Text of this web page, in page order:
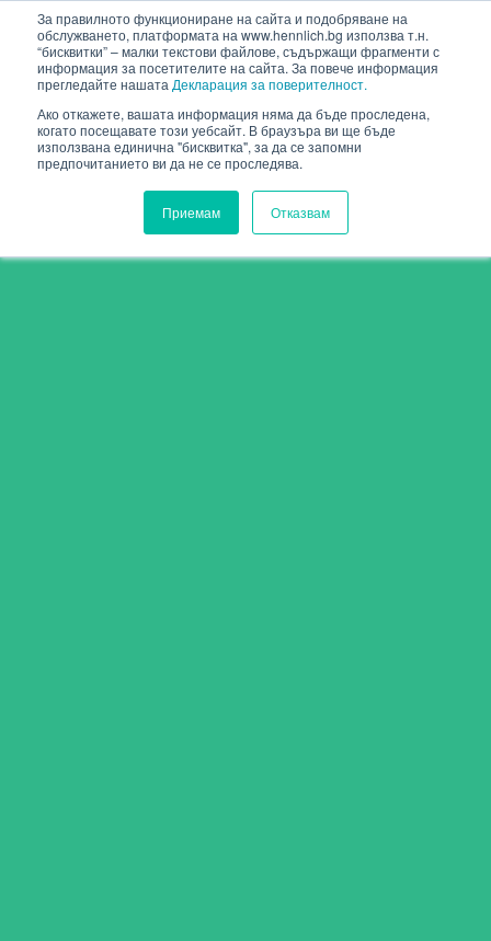
За правилното функциониране на сайта и подобряване на
обслужването, платформата на www.hennlich.bg използва т.н.
“бисквитки” – малки текстови файлове, съдържащи фрагменти с
информация за посетителите на сайта. За повече информация
прегледайте нашата Декларация за поверителност.
Ако откажете, вашата информация няма да бъде проследена,
когато посещавате този уебсайт. В браузъра ви ще бъде
използвана единична "бисквитка", за да се запомни
предпочитанието ви да не се проследява.
Приемам Отказвам
HENNLICH